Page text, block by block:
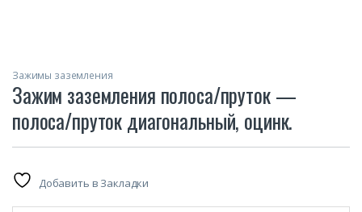
Зажимы заземления
Зажим заземления полоса/пруток —
полоса/пруток диагональный, оцинк.
Добавить в Закладки